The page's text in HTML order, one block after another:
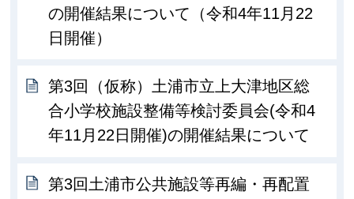
の開催結果について（令和4年11月22
日開催）
第3回（仮称）土浦市立上大津地区総
合小学校施設整備等検討委員会(令和4
年11月22日開催)の開催結果について
第3回土浦市公共施設等再編・再配置